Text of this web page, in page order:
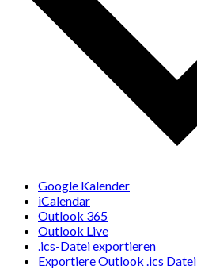
Google Kalender
iCalendar
Outlook 365
Outlook Live
.ics-Datei exportieren
Exportiere Outlook .ics Datei